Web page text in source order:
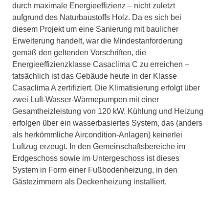
durch maximale Energieeffizienz – nicht zuletzt
aufgrund des Naturbaustoffs Holz. Da es sich bei
diesem Projekt um eine Sanierung mit baulicher
Erweiterung handelt, war die Mindestanforderung
gemäß den geltenden Vorschriften, die
Energieeffizienzklasse Casaclima C zu erreichen –
tatsächlich ist das Gebäude heute in der Klasse
Casaclima A zertifiziert. Die Klimatisierung erfolgt über
zwei Luft-Wasser-Wärmepumpen mit einer
Gesamtheizleistung von 120 kW. Kühlung und Heizung
erfolgen über ein wasserbasiertes System, das (anders
als herkömmliche Aircondition-Anlagen) keinerlei
Luftzug erzeugt. In den Gemeinschaftsbereiche im
Erdgeschoss sowie im Untergeschoss ist dieses
System in Form einer Fußbodenheizung, in den
Gästezimmern als Deckenheizung installiert.